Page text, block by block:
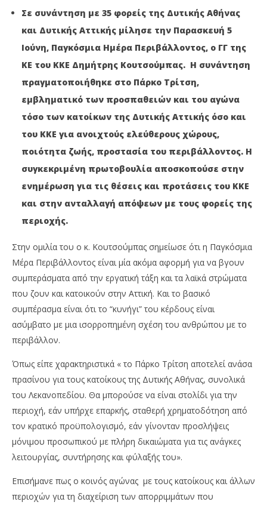
ΔΙΑΒΑΖΕΤΕ ΤΩΡΑ
ΟΜΙΛΙΑ ΚΟΥΤΣΟΥΜΠΑ ΣΤΟ ΠΑΡΚΟ ΤΡΙΤΣΗ ΓΙΑ ΤΟ
ΠΕΡΙΒΑΛΛΟΝ, ΤΟΝ ΧΥΤΑ ΦΥΛΗΣ ΚΑΙ ΤΟΝ ΝΕΟ
ΠΕΡΙΒΑΛΛΟΝΤΙΚΟ ΝΟΜΟΣΧΕΔΙΟ
Ιουνίου
Petroupolis
Σε συνάντηση με 35 φορείς της Δυτικής Αθήνας
και Δυτικής Αττικής μίλησε την Παρασκευή 5
Ιούνη, Παγκόσμια Ημέρα Περιβάλλοντος, ο ΓΓ της
ΚΕ του ΚΚΕ Δημήτρης Κουτσούμπας. Η συνάντηση
πραγματοποιήθηκε στο Πάρκο Τρίτση,
εμβληματικό των προσπαθειών και του αγώνα
τόσο των κατοίκων της Δυτικής Αττικής όσο και
του ΚΚΕ για ανοιχτούς ελεύθερους χώρους,
ποιότητα ζωής, προστασία του περιβάλλοντος. Η
συγκεκριμένη πρωτοβουλία αποσκοπούσε στην
ενημέρωση για τις θέσεις και προτάσεις του ΚΚΕ
και στην ανταλλαγή απόψεων με τους φορείς της
περιοχής.
Στην ομιλία του ο κ. Κουτσούμπας σημείωσε ότι η Παγκόσμια
Μέρα Περιβάλλοντος είναι μία ακόμα αφορμή για να βγουν
συμπεράσματα από την εργατική τάξη και τα λαϊκά στρώματα
που ζουν και κατοικούν στην Αττική. Και το βασικό
συμπέρασμα είναι ότι το “κυνήγι” του κέρδους είναι
ασύμβατο με μια ισορροπημένη σχέση του ανθρώπου με το
περιβάλλον.
Όπως είπε χαρακτηριστικά « το Πάρκο Τρίτση αποτελεί ανάσα
πρασίνου για τους κατοίκους της Δυτικής Αθήνας, συνολικά
του Λεκανοπεδίου. Θα μπορούσε να είναι στολίδι για την
περιοχή, εάν υπήρχε επαρκής, σταθερή χρηματοδότηση από
τον κρατικό προϋπολογισμό, εάν γίνονταν προσλήψεις
μόνιμου προσωπικού με πλήρη δικαιώματα για τις ανάγκες
λειτουργίας, συντήρησης και φύλαξής του».
Επισήμανε πως ο κοινός αγώνας με τους κατοίκους και άλλων
περιοχών για τη διαχείριση των απορριμμάτων που